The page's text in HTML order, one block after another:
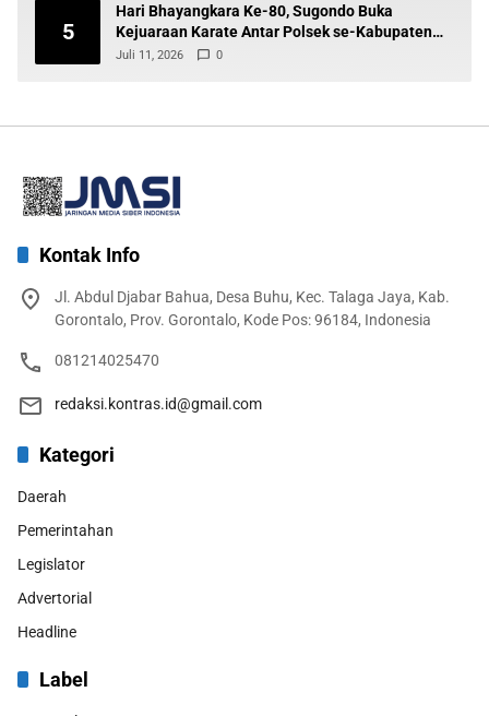
5
Hari Bhayangkara Ke-80, Sugondo Buka
Kejuaraan Karate Antar Polsek se-Kabupaten
Gorontalo
Juli 11, 2026 0
Kontak Info
Jl. Abdul Djabar Bahua, Desa Buhu, Kec. Talaga Jaya, Kab.
Gorontalo, Prov. Gorontalo, Kode Pos: 96184, Indonesia
081214025470
redaksi.kontras.id@gmail.com
Kategori
Daerah
Pemerintahan
Legislator
Advertorial
Headline
Label